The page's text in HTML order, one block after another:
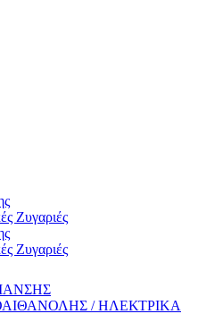
Ζυγαριές
Ζυγαριές
/ ΗΛΕΚΤΡΙΚΑ